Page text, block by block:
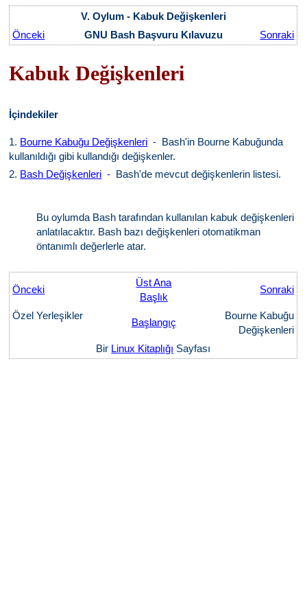
V. Oylum - Kabuk Değişkenleri
Önceki
GNU Bash Başvuru Kılavuzu Sonraki
Kabuk Değişkenleri
İçindekiler
1. Bourne Kabuğu Değişkenleri - Bash'in Bourne Kabuğunda
kullanıldığı gibi kullandığı değişkenler.
2. Bash Değişkenleri - Bash'de mevcut değişkenlerin listesi.
Bu oylumda Bash tarafından kullanılan kabuk değişkenleri
anlatılacaktır. Bash bazı değişkenleri otomatikman
öntanımlı değerlerle atar.
Önceki
Üst Ana
Başlık
Sonraki
Özel Yerleşikler
Başlangıç
Bourne Kabuğu
Değişkenleri
Bir Linux Kitaplığı Sayfası